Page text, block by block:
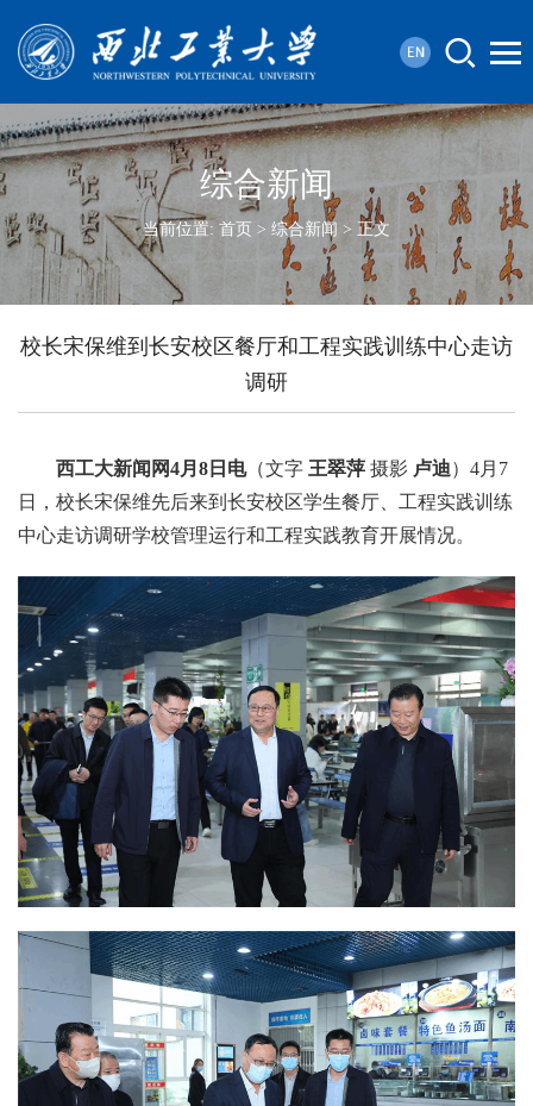
综合新闻
当前位置: 首页 > 综合新闻 > 正文
校长宋保维到长安校区餐厅和工程实践训练中心走访
调研
西工大新闻网4月 8 日电（文字 王翠萍 摄影 卢迪）4月7
日，校长宋保维先后来到长安校区学生餐厅、工程实践训练
中心走访调研学校管理运行和工程实践教育开展情况。